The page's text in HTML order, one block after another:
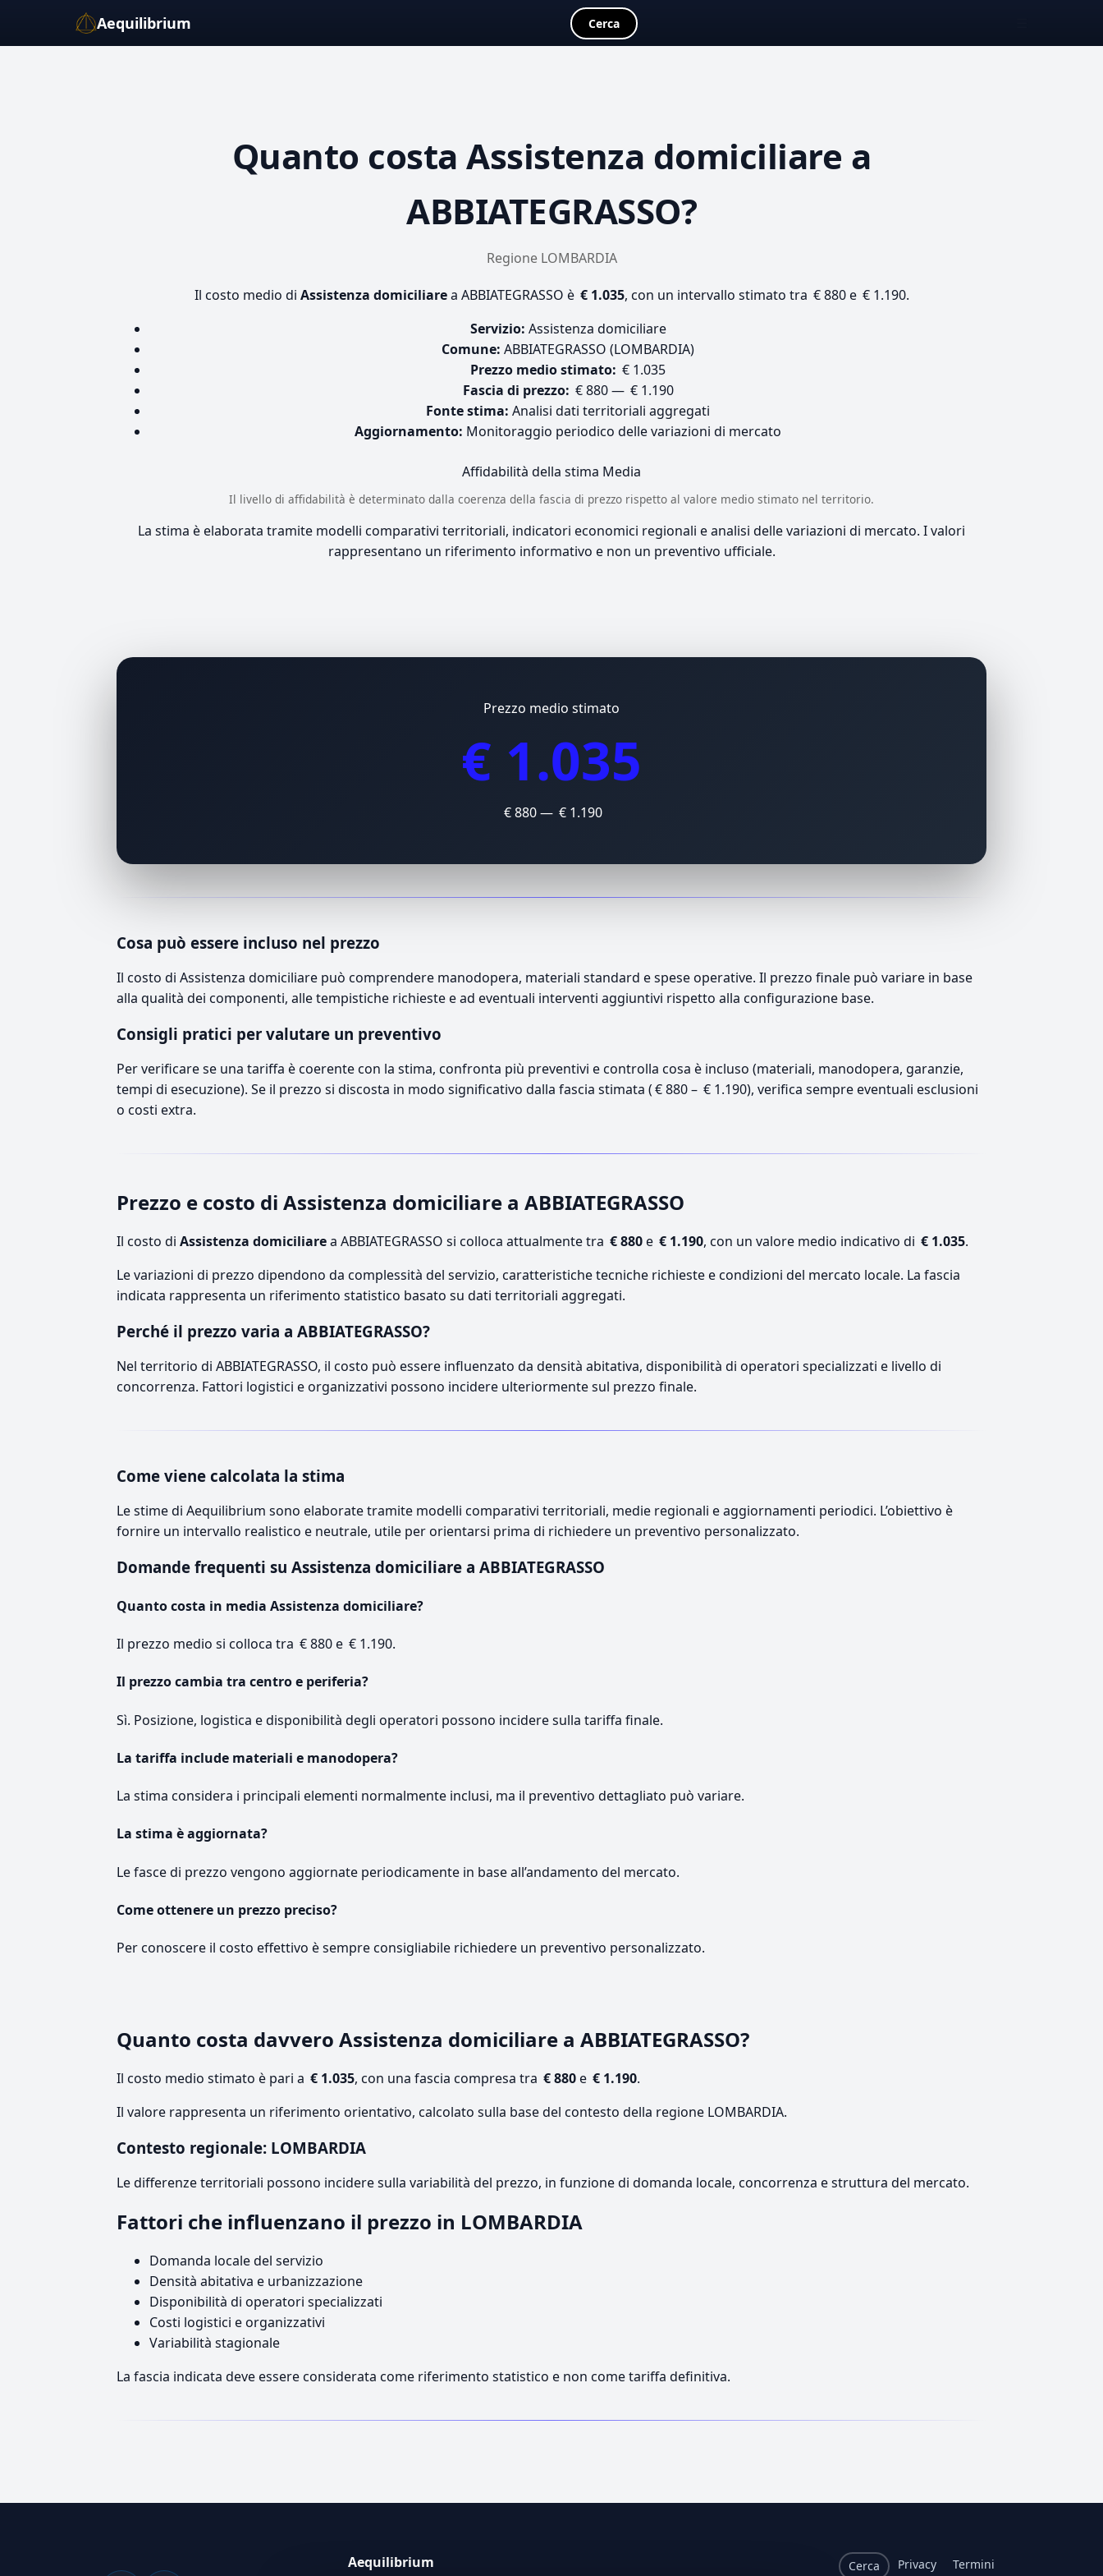
Aequilibrium Cerca
Quanto costaAssistenza domiciliare a
ABBIATEGRASSO?
Regione LOMBARDIA
Il costo medio di Assistenza domiciliarea ABBIATEGRASSO è € 1.035, con un intervallo stimato tra € 880 e € 1.190.
Servizio: Assistenza domiciliare
Comune: ABBIATEGRASSO (LOMBARDIA)
Prezzo medio stimato: € 1.035
Fascia di prezzo: € 880 — € 1.190
Fonte stima: Analisi dati territoriali aggregati
Aggiornamento: Monitoraggio periodico delle variazioni di mercato
Affidabilità della stima Media
Il livello di affidabilità è determinato dalla coerenza della fascia di prezzo rispetto al valore medio stimato nel territorio.
La stima è elaborata tramite modelli comparativi territoriali, indicatori economici regionali e analisi delle variazioni di mercato. I valori
rappresentano un riferimento informativo e non un preventivo ufficiale.
Prezzo medio stimato
€ 1.035
€ 880 — € 1.190
Cosa può essere incluso nel prezzo
Il costo di Assistenza domiciliare può comprendere manodopera, materiali standard e spese operative. Il prezzo finale può variare in base
alla qualità dei componenti, alle tempistiche richieste e ad eventuali interventi aggiuntivi rispetto alla configurazione base.
Consigli pratici per valutare un preventivo
Per verificare se una tariffa è coerente con la stima, confronta più preventivi e controlla cosa è incluso (materiali, manodopera, garanzie,
tempi di esecuzione). Se il prezzo si discosta in modo significativo dalla fascia stimata ( € 880 – € 1.190), verifica sempre eventuali esclusioni
o costi extra.
Prezzo e costo di Assistenza domiciliare a ABBIATEGRASSO
Il costo di Assistenza domiciliarea ABBIATEGRASSO si colloca attualmente tra € 880e € 1.190, con un valore medio indicativo di € 1.035.
Le variazioni di prezzo dipendono da complessità del servizio, caratteristiche tecniche richieste e condizioni del mercato locale. La fascia
indicata rappresenta un riferimento statistico basato su dati territoriali aggregati.
Perché il prezzo varia a ABBIATEGRASSO?
Nel territorio di ABBIATEGRASSO, il costo può essere influenzato da densità abitativa, disponibilità di operatori specializzati e livello di
concorrenza. Fattori logistici e organizzativi possono incidere ulteriormente sul prezzo finale.
Come viene calcolata la stima
Le stime di Aequilibrium sono elaborate tramite modelli comparativi territoriali, medie regionali e aggiornamenti periodici. L’obiettivo è
fornire un intervallo realistico e neutrale, utile per orientarsi prima di richiedere un preventivo personalizzato.
Domande frequenti su Assistenza domiciliare a ABBIATEGRASSO
Quanto costa in media Assistenza domiciliare?
Il prezzo medio si colloca tra € 880 e € 1.190.
Il prezzo cambia tra centro e periferia?
Sì. Posizione, logistica e disponibilità degli operatori possono incidere sulla tariffa finale.
La tariffa include materiali e manodopera?
La stima considera i principali elementi normalmente inclusi, ma il preventivo dettagliato può variare.
La stima è aggiornata?
Le fasce di prezzo vengono aggiornate periodicamente in base all’andamento del mercato.
Come ottenere un prezzo preciso?
Per conoscere il costo effettivo è sempre consigliabile richiedere un preventivo personalizzato.
Quanto costa davvero Assistenza domiciliare a ABBIATEGRASSO?
Il costo medio stimato è pari a € 1.035, con una fascia compresa tra € 880e € 1.190.
Il valore rappresenta un riferimento orientativo, calcolato sulla base del contesto della regione LOMBARDIA.
Contesto regionale: LOMBARDIA
Le differenze territoriali possono incidere sulla variabilità del prezzo, in funzione di domanda locale, concorrenza e struttura del mercato.
Fattori che influenzano il prezzo in LOMBARDIA
Domanda locale del servizio
Densità abitativa e urbanizzazione
Disponibilità di operatori specializzati
Costi logistici e organizzativi
Variabilità stagionale
La fascia indicata deve essere considerata come riferimento statistico e non come tariffa definitiva.
Aequilibrium Cerca Privacy Termini